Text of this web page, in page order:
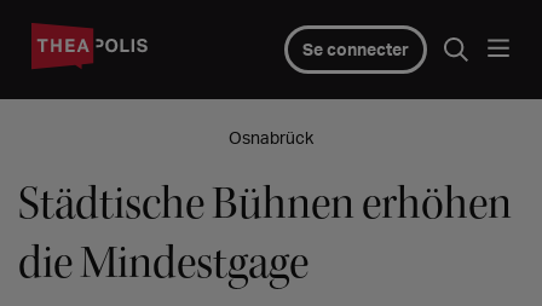
Se connecter
Osnabrück
Städtische Bühnen erhöhen
die Mindestgage